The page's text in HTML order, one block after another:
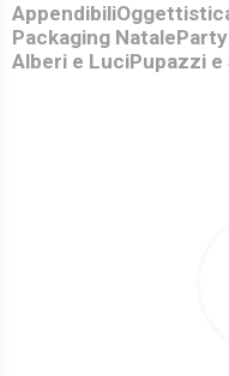
Appendibili
Packaging Natale
Alberi e LuciPupazzi